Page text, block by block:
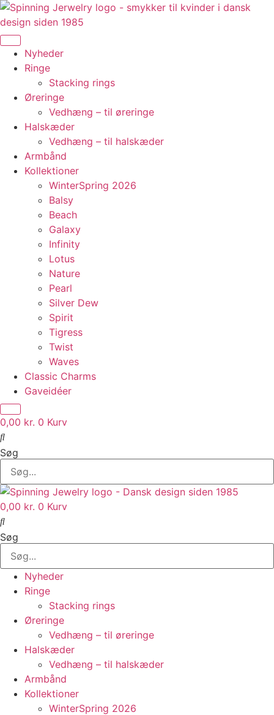
Videre
til
indhold
Nyheder
Ringe
Stacking rings
Øreringe
Vedhæng – til øreringe
Halskæder
Vedhæng – til halskæder
Armbånd
Kollektioner
WinterSpring 2026
Balsy
Beach
Galaxy
Infinity
Lotus
Nature
Pearl
Silver Dew
Spirit
Tigress
Twist
Waves
Classic Charms
Gaveidéer
0,00 kr. 0 Kurv
Søg
0,00 kr. 0 Kurv
Søg
Nyheder
Ringe
Stacking rings
Øreringe
Vedhæng – til øreringe
Halskæder
Vedhæng – til halskæder
Armbånd
Kollektioner
WinterSpring 2026